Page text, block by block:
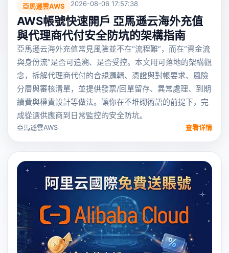
亞馬遜雲AWS 2026-08-06 17:57:38
AWS帳號快速開戶 亞馬遜云海外充值
與代理商代付安全防坑的架構指南
亞馬遜云海外充值常見風險並不在“流程難”，而在“資金流
與身份流”是否可追溯、是否受控。本文用可落地的架構觀
念，拆解代理商代付的合規邏輯、憑證與對帳要求、風險
分層與審核清單，並提供發票/回單留存、異常處理、到期
續費與權責設計等做法。讓你在不堆砌術語的前提下，完
成從選供應商到日常監控的安全防坑。
亞馬遜雲AWS 查看详情